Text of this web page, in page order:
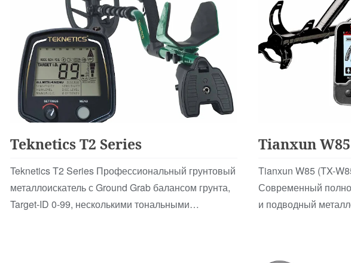
Для Начинающих
Teknetics T2 Series
Teknetics T2 Series Профессиональный грунтовый
металлоискатель с Ground Grab балансом грунта,
Target-ID 0-99, несколькими тональными
Tianxun W85
Tianxun W85 (TX-
Современный
и подводный